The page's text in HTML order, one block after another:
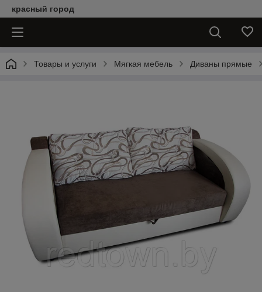
красный город
Товары и услуги Мягкая мебель Диваны прямые